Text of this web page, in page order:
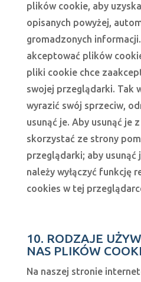
plików cookie, aby
opisanych powyżej,
gromadzonych
akceptować plików
pliki cookie chce
swojej przeglądarki. Tak
wyrazić swój sprzeciw,
usunąć je. Aby usunąć je
skorzystać ze strony
przeglądarki; aby usunąć
należy wyłączyć funkcję
cookies w tej
10. RODZAJE
NAS PLIKÓW
Na naszej stronie